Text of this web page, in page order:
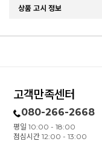
상품 고시 정보
고객만족센터
080-266-2668
평일 10:00 - 18:00
점심시간 12:00 - 13:00